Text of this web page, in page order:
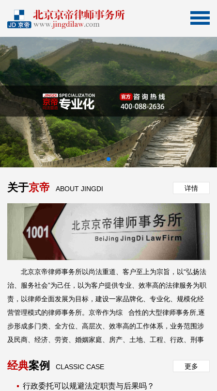
关于京帝 ABOUT JINGDI 详情
北京京帝律师事务所以尚法重道、客户至上为宗旨，以“弘扬法
治、服务社会”为己任，以为客户提供专业、效率高的法律服务为职
责，以律师全面发展为目标，建设一家品牌化、专业化、规模化经
营管理模式的律师事务所。京帝作为综 合性的大型律师事务所,逐
步形成多门类、全方位、高层次、效率高的工作体系，业务范围涉
及民商、经济、劳资、婚姻家庭、房产、土地、工程、行政、刑事
经典案例 CLASSIC CASE 更多
行政委托可以规避法定职责与后果吗？